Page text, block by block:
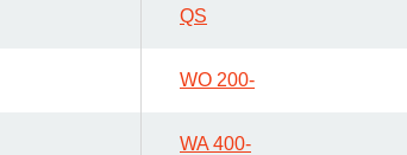
QS
WO 200-
WA 400-